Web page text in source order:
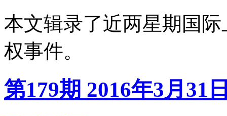
本文辑录了近两星期国
权事件。
第179期 2016年3月31